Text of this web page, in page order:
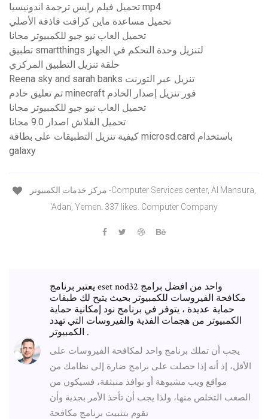
تحميل فيلم رايس ترجمة اندونيسيا mp4
تحميل مساعدة ماين كرافت قاذفة الأصلي
تحميل العاب نيو جيو للكمبيوتر مجانا
تطبيق smartthings لتنزيل وحدة التحكم في الجهاز
حلقة تنزيل التطبيق المركزي
Reena sky and sarah banks تنزيل عبر التورنت
تم تعليق خادم minecraft فور تنزيل إصدار الخادم
تحميل العاب نيو جيو للكمبيوتر مجانا
تحميل الفلاش اصدار 9.0 مجانا
كيفية تنزيل التطبيقات على بطاقة microsd.card باستخدام
galaxy
‘Adan, Yemen. 337 likes. Computer Company
يعتبر برنامج eset nod32 واحد من افضل برامج
مكافحة الفيروسات للكمبيوتر بحيث يتيح لك طبقات
حماية عديدة ، يتوفر في برنامج نود إمكانية حماية
الكمبيوتر من هجمات الفدية والفيروسات التي تهدد
الكمبيوتر .
يجب أن تملك برنامج واحد لمكافحة الفيروسات على
الأقل، إذ أنه إذا حصلت على برامج ضارة إلى نظامك من
مواقع ويب مشبوهة أو نوافذ منبثقة، فسيكون من
الصعب التخلص منها، ولذا يجب أن تأخذ الأمر بجدية وأن
تقوم بتثبيت برنامج مكافحة